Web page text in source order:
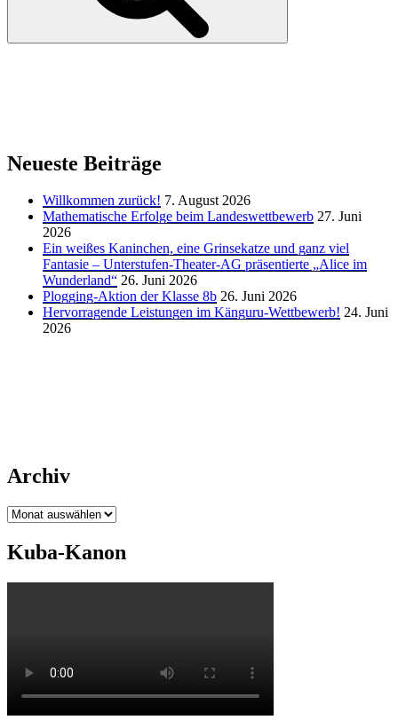
Neueste Beiträge
Willkommen zurück! 7. August 2026
Mathematische Erfolge beim Landeswettbewerb 27. Juni
2026
Ein weißes Kaninchen, eine Grinsekatze und ganz viel
Fantasie – Unterstufen-Theater-AG präsentierte „Alice im
Wunderland“ 26. Juni 2026
Plogging-Aktion der Klasse 8b 26. Juni 2026
Hervorragende Leistungen im Känguru-Wettbewerb! 24. Juni
2026
Archiv
Archiv
Kuba-Kanon